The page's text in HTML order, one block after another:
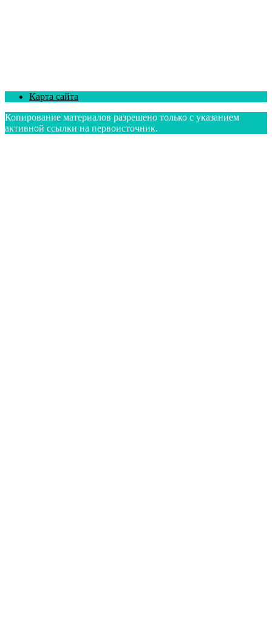
Карта сайта
Копирование материалов разрешено только с указанием
активной сcылки на первоисточник.